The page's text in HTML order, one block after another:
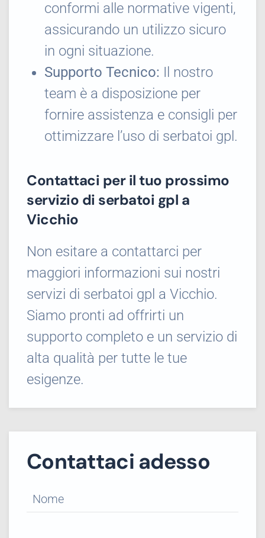
conformi alle normative vigenti,
assicurando un utilizzo sicuro
in ogni situazione.
Supporto Tecnico: Il nostro
team è a disposizione per
fornire assistenza e consigli per
ottimizzare l’uso di serbatoi gpl.
Contattaci per il tuo prossimo
servizio di serbatoi gpl a
Vicchio
Non esitare a contattarci per
maggiori informazioni sui nostri
servizi di serbatoi gpl a Vicchio.
Siamo pronti ad offrirti un
supporto completo e un servizio di
alta qualità per tutte le tue
esigenze.
Contattaci adesso